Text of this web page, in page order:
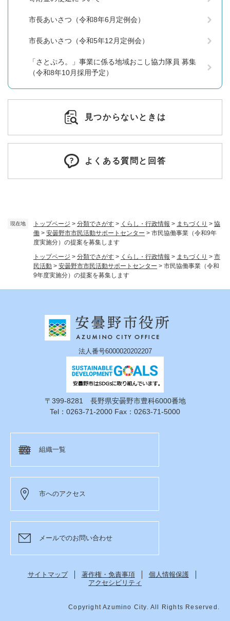
現在地 トップページ > 分類でさがす > くらし・行政情報 > まちづくり > 協
働 > 安曇野市市民活動サポートセンター > 市民協働事業（令和9年
度実施分）の提案を募集します
トップページ > 分類でさがす > くらし・行政情報 > まちづくり > 市
民活動 > 安曇野市市民活動サポートセンター > 市民協働事業（令和
9年度実施分）の提案を募集します
市長あいさつ（令和8年6月定例会）
市長あいさつ（令和5年12月定例会）
「さとぷろ。」事業に係る地域おこし協力隊員 募集
（令和8年10月採用予定）
見つからないときは
よくある質問と回答
法人番号6000020202207
〒399-8281 長野県安曇野市豊科6000番地
Tel：0263-71-2000 Fax：0263-71-5000
組織一覧
市へのアクセス
メールでのお問い合わせ
サイトマップ 著作権・免責事項
個人情報保護
アクセシビリティ
Copyright Azumino City. All Rights Reserved.